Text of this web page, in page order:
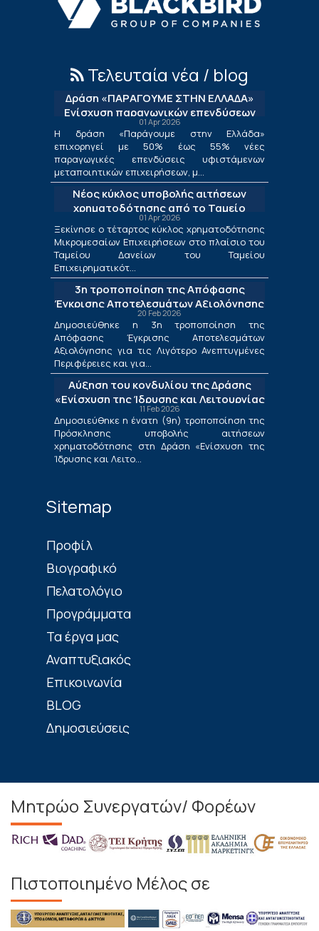
Τελευταία νέα / blog
Δράση «ΠΑΡΑΓΟΥΜΕ ΣΤΗΝ ΕΛΛΑΔΑ»
Ενίσχυση παραγωγικών επενδύσεων
μεταποίησης
01 Apr 2026
Η δράση «Παράγουμε στην Ελλάδα»
επιχορηγεί με 50% έως 55% νέες
παραγωγικές επενδύσεις υφιστάμενων
μεταποιητικών επιχειρήσεων, μ...
Νέος κύκλος υποβολής αιτήσεων
χρηματοδότησης από το Ταμείο
Δανείων του ΤΕΠΙΧ ΙΙΙ
01 Apr 2026
Ξεκίνησε ο τέταρτος κύκλος χρηματοδότησης
Μικρομεσαίων Επιχειρήσεων στο πλαίσιο του
Ταμείου Δανείων του Ταμείου
Επιχειρηματικότ...
3η τροποποίηση της Απόφασης
Έγκρισης Αποτελεσμάτων Αξιολόγησης
για τις Λιγότερο Ανεπτυγμένες
Περιφέρειες και για τις Περιφέρειες
Μετάβασης στο πλαίσιο της Δράσης
«Ενίσχυση της Ίδρυσης και Λειτουργίας
Νέων Μικρομεσαίων Τουριστικών
Επιχειρήσεων»
20 Feb 2026
Δημοσιεύθηκε η 3η τροποποίηση της
Απόφασης Έγκρισης Αποτελεσμάτων
Αξιολόγησης για τις Λιγότερο Ανεπτυγμένες
Περιφέρειες και για...
Αύξηση του κονδυλίου της Δράσης
«Ενίσχυση της Ίδρυσης και Λειτουργίας
Νέων Μικρομεσαίων Τουριστικών
Επιχειρήσεων»
11 Feb 2026
Δημοσιεύθηκε η ένατη (9η) τροποποίηση της
Πρόσκλησης υποβολής αιτήσεων
χρηματοδότησης στη Δράση «Ενίσχυση της
Ίδρυσης και Λειτο...
Sitemap
Πρoφίλ
Βιογραφικό
Πελατολόγιο
Προγράμματα
Τα έργα μας
Αναπτυξιακός
Επικοινωνία
BLOG
Δημοσιεύσεις
Μητρώο Συνεργατών/ Φορέων
Πιστοποιημένο Μέλος σε